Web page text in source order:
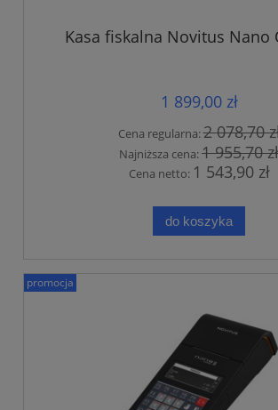
Kasa fiskalna Novitus Nano
1 899,00 zł
Cena regularna:2 078,70
Najniższa cena:1 955,70 zł
Cena netto: 1 543,90 zł
do koszyka
promocja